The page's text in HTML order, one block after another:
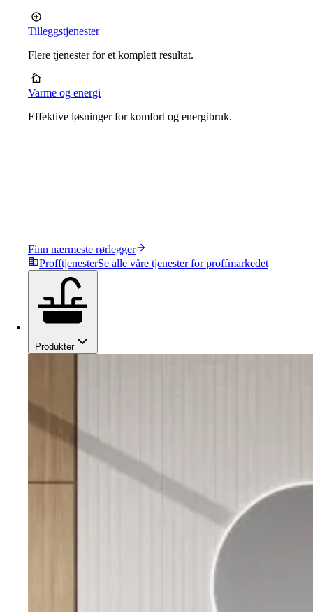
Tilleggstjenester
Flere tjenester for et komplett resultat.
Varme og energi
Effektive løsninger for komfort og energibruk.
Finn nærmeste rørlegger
ProfftjenesterSe alle våre tjenester for proffmarkedet
Produkter